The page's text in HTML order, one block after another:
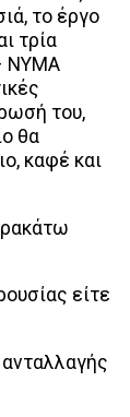
το έργο
τρία
ΝΥΜΑ
του,
θα
καφέ και
είτε